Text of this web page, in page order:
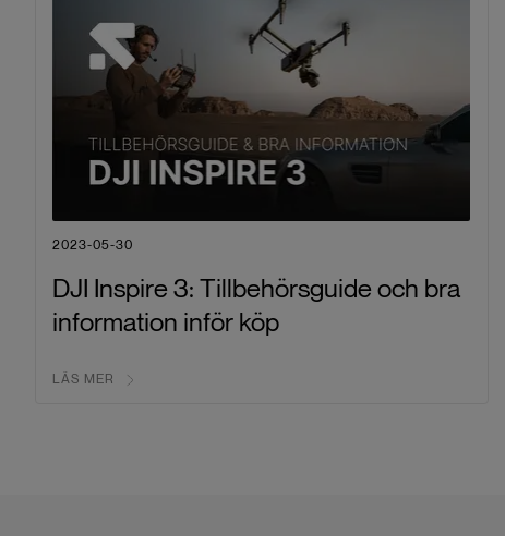
2023-05-30
DJI Inspire 3: Tillbehörsguide och bra
information inför köp
LÄS MER